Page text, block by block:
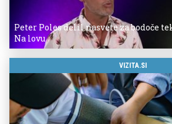
Peter Poles delil nasvete za bodoče
Na lovu
VIZITA.SI